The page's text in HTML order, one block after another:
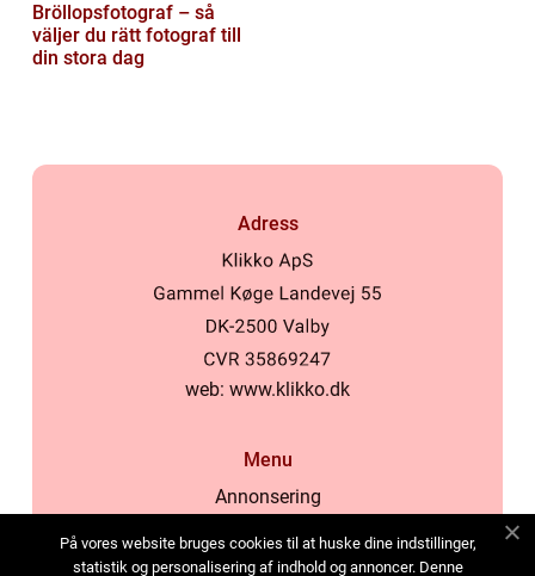
Bröllopsfotograf – så
väljer du rätt fotograf till
din stora dag
Adress
web: www.klikko.dk
Menu
Annonsering
Cookies
På vores website bruges cookies til at huske dine indstillinger,
statistik og personalisering af indhold og annoncer. Denne